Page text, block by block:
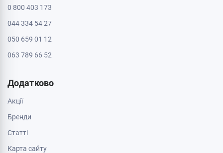
0 800 403 173
044 334 54 27
050 659 01 12
063 789 66 52
Додатково
Акції
Бренди
Cтатті
Карта сайту